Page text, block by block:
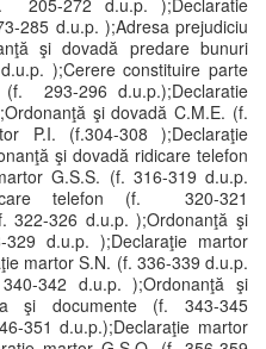
205-272 d.u.p. );Declaratie
285 d.u.p. );Adresa prejudiciu
şi dovadă predare bunuri
);Cerere constituire parte
(f. 293-296 d.u.p.);Declaratie
şi dovadă C.M.E. (f.
P.I. (f.304-308 );Declaraţie
şi dovadă ridicare telefon
G.S.S. (f. 316-319 d.u.p.
telefon (f. 320-321
322-326 d.u.p. );Ordonanţă şi
d.u.p. );Declaraţie martor
martor S.N. (f. 336-339 d.u.p.
342 d.u.p. );Ordonanţă şi
şi documente (f. 343-345
351 d.u.p.);Declaraţie martor